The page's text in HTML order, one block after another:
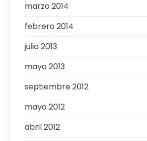
marzo 2014
febrero 2014
julio 2013
mayo 2013
septiembre 2012
mayo 2012
abril 2012